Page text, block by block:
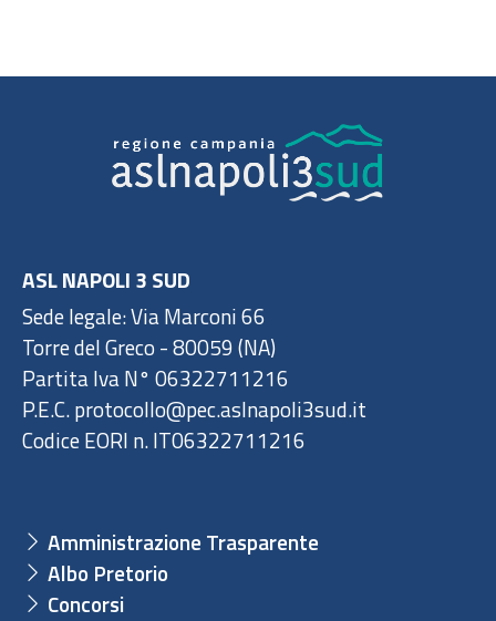
ASL NAPOLI 3 SUD
Sede legale: Via Marconi 66
Torre del Greco - 80059 (NA)
Partita Iva N° 06322711216
P.E.C. protocollo@pec.aslnapoli3sud.it
Codice EORI n. IT06322711216
Amministrazione Trasparente
Albo Pretorio
Concorsi